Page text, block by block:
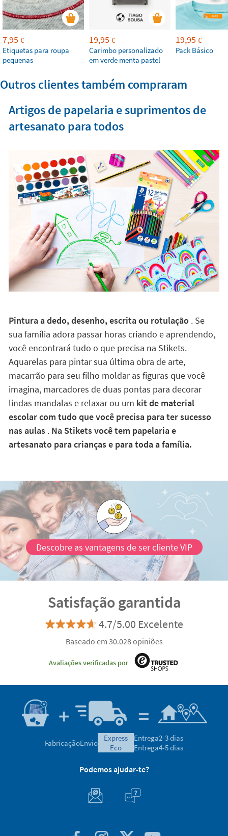
7,95 €
Etiquetas para roupa
pequenas
19,95 €
Carimbo personalizado
em verde menta pastel
19,95 €
Pack Básico
Outros clientes também compraram
Artigos de papelaria e suprimentos de
artesanato para todos
Pintura a dedo, desenho, escrita ou rotulação. Se
sua família adora passar horas criando e aprendendo,
você encontrará tudo o que precisa na Stikets.
Aquarelas para pintar sua última obra de arte,
macarrão para seu filho moldar as figuras que você
imagina, marcadores de duas pontas para decorar
lindas mandalas e relaxar ou um kit de material
escolar com tudo que você precisa para ter sucesso
nas aulas. Na Stikets você tem papelaria e
artesanato para crianças e para toda a família.
Descobre as vantagens de ser cliente VIP
Satisfação garantida
4.7/5.00 Excelente
Baseado em 30.028 opiniões
Avaliações verificadas por
FabricaçãoEnvio
express
eco
Entrega2-3 dias
Entrega4-5 dias
Podemos ajudar-te?